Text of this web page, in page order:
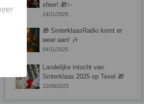
sfeer! 🎁✨
14/11/2025
🎁 SinterklaasRadio komt er
weer aan! 🎶
04/11/2025
Landelijke intocht van
Sinterklaas 2025 op Texel 🎁
12/09/2025